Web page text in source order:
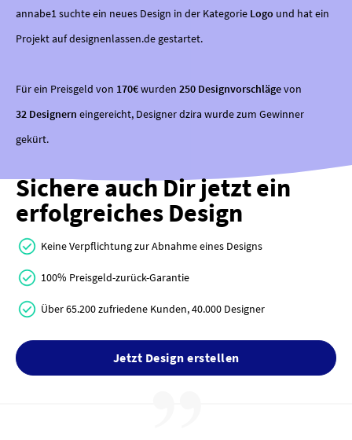
annabe1 suchte ein neues Design in der Kategorie Logo und hat ein
Projekt auf designenlassen.de gestartet.
Für ein Preisgeld von 170€wurden 250 Designvorschlägevon
32 Designern eingereicht, Designer dzira wurde zum Gewinner
gekürt.
Sichere auch Dir jetzt ein
erfolgreiches Design
Keine Verpflichtung zur Abnahme eines Designs
100% Preisgeld-zurück-Garantie
Über 65.200 zufriedene Kunden, 40.000 Designer
Jetzt Design erstellen